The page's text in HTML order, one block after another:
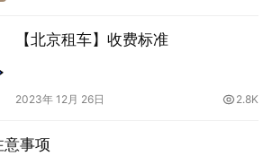
【北京租车】收费标准
2023年 12月 26日 2.8K
意事项